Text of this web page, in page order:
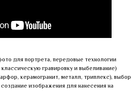
для портрета, передовые технологии
гравировку и выбеливание)
керамогранит, металл, триплекс), выбор
изображения для нанесения на